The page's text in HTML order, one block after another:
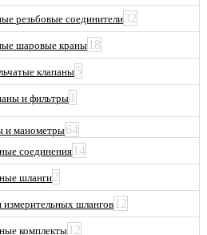
резьбовые соединители32
шаровые краны 18
клапаны5
и фильтры 1
и манометры64
соединения 14
шланги2
измерительных шлангов 12
комплекты 12